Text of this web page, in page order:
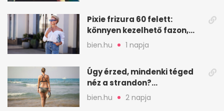
Pixie frizura 60 felett:
könnyen kezelhető fazon,
ami karaktert ad
bien.hu 1 napja
Úgy érzed, mindenki téged
néz a strandon?
Pszichológusok szerint más
áll a háttérben
bien.hu 2 napja